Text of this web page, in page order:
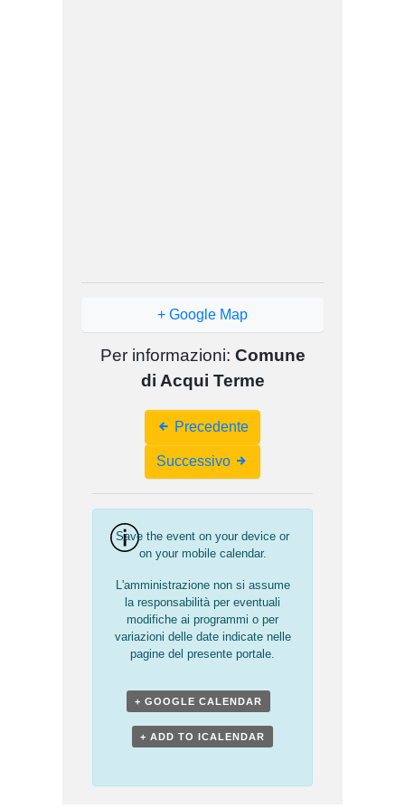
+ Google Map
Per informazioni: Comune
di Acqui Terme
Navigation
Precedente
Successivo
Save the event on your device or
on your mobile calendar.
L'amministrazione non si assume
la responsabilità per eventuali
modifiche ai programmi o per
variazioni delle date indicate nelle
pagine del presente portale.
+ GOOGLE CALENDAR
+ ADD TO ICALENDAR